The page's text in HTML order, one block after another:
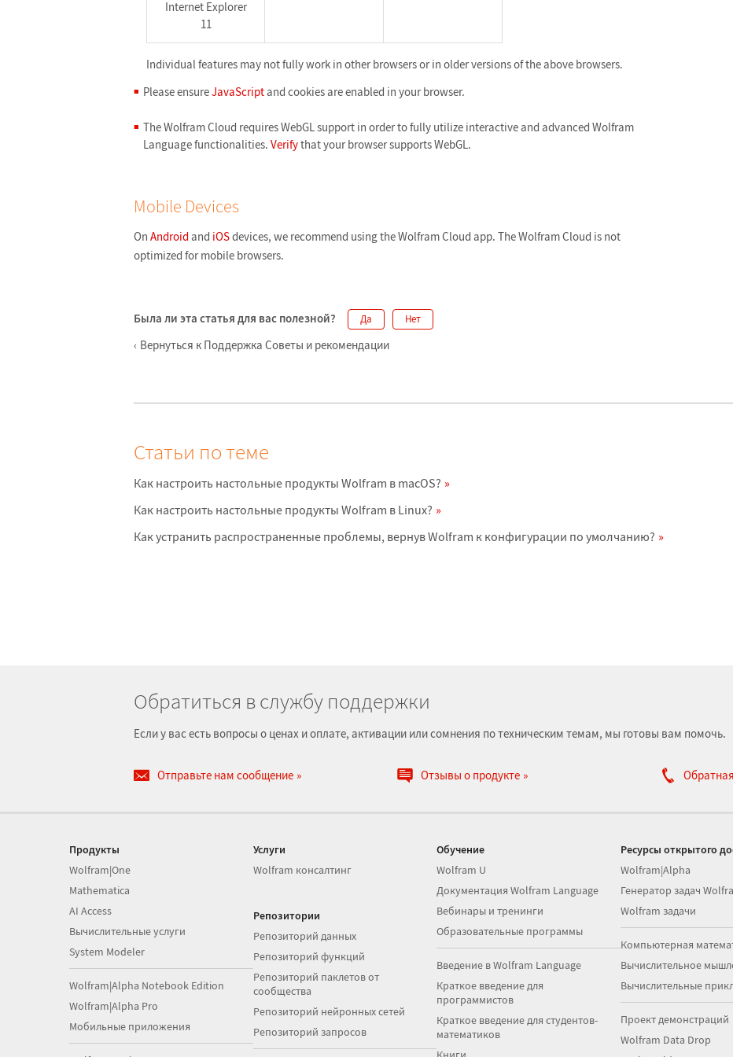
Internet Explorer
11
Individual features may not fully work in other browsers or in older versions of the above browsers.
Please ensureJavaScriptand cookies are enabled in your browser.
The Wolfram Cloud requires WebGL support in order to fully utilize interactive and advanced Wolfram
Language functionalities. Verifythat your browser supports WebGL.
Mobile Devices
On Androidand iOSdevices, we recommend using the Wolfram Cloud app. The Wolfram Cloud is not
optimized for mobile browsers.
Была ли эта статья для вас полезной? Да Нет
Вернуться к Поддержка Советы и рекомендации
Статьи по теме
Как настроить настольные продукты Wolfram в macOS?
Как настроить настольные продукты Wolfram в Linux?
Как устранить распространенные проблемы, вернув Wolfram к конфигурации по умолчанию?
Обратиться в службу поддержки
Если у вас есть вопросы о ценах и оплате, активации или сомнения по техническим темам, мы готовы вам помочь.
Отправьте нам сообщение Отзывы о продукте
Продукты
Wolfram|One
Mathematica
AI Access
Вычислительные услуги
System Modeler
Wolfram|Alpha Notebook Edition
Wolfram|Alpha Pro
Мобильные приложения
Услуги
Wolfram консалтинг
Репозитории
Репозиторий данных
Репозиторий функций
Репозиторий паклетов от
сообщества
Репозиторий нейронных сетей
Репозиторий запросов
Обучение
Wolfram U
Документация Wolfram Language
Вебинары и тренинги
Образовательные программы
Введение в Wolfram Language
Краткое введение для
программистов
Краткое введение для студентов-
математиков
Ресурсы открытого
Wolfram|Alpha
Генератор задач
Wolfram задачи
Компьютерная
Вычислительное
Вычислительные
Проект демонстраций
Wolfram Data Drop